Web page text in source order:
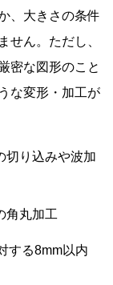
、大きさの条件
せん。ただし、
密な図形のこと
な変形・加工が
切り込みや波加
角丸加工
する8mm以内